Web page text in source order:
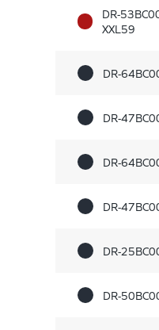
DR-
XXL59
DR-
DR-
DR-
DR-
DR-
DR-